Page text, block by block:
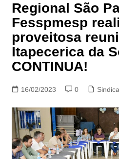
Regional São
Fesspmesp
proveitosa
Itapecerica da
CONTINUA!
16/02/2023 0